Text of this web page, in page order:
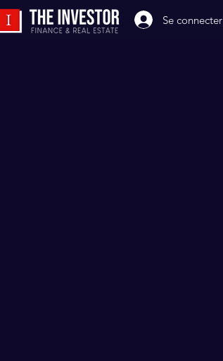
Se connecter